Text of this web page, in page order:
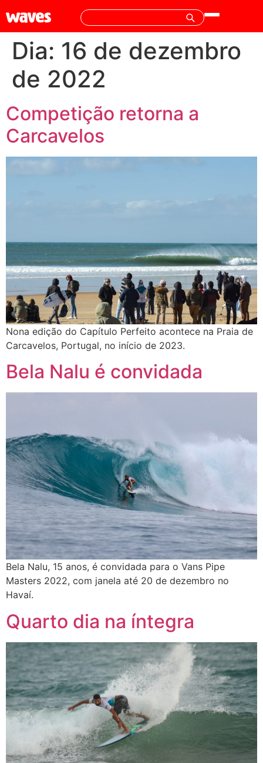
Dia: 16 de dezembro
de 2022
Competição retorna a
Carcavelos
Nona edição do Capítulo Perfeito acontece na Praia de
Carcavelos, Portugal, no início de 2023.
Bela Nalu é convidada
Bela Nalu, 15 anos, é convidada para o Vans Pipe
Masters 2022, com janela até 20 de dezembro no
Havaí.
Quarto dia na íntegra